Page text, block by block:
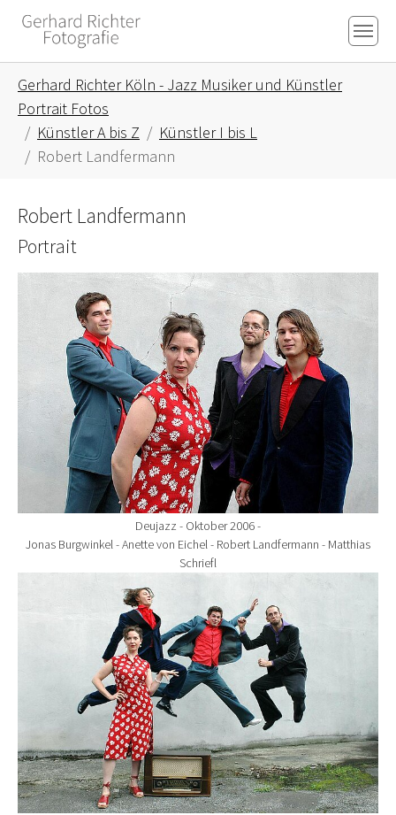
Skip to main content
Skip to page footer
Gerhard Richter Köln - Jazz Musiker und Künstler
Portrait Fotos
Künstler A bis Z
Künstler I bis L
Robert Landfermann
Robert Landfermann
Portrait
Show larger version for:
Deujazz - Oktober 2006 -
Jonas Burgwinkel - Anette von Eichel - Robert Landfermann - Matthias
Schriefl
Show larger version for: